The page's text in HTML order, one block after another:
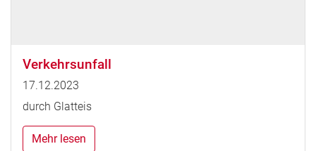
Verkehrsunfall
17.12.2023
durch Glatteis
Mehr lesen